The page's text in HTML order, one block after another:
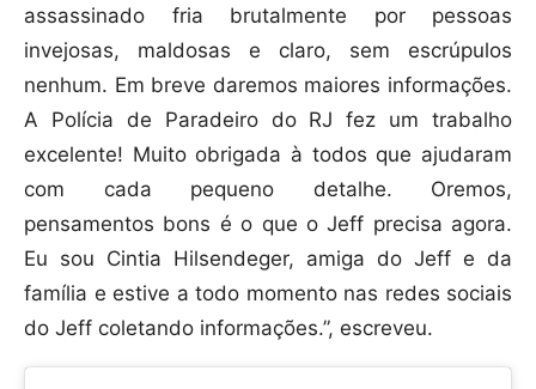
assassinado fria brutalmente por pessoas
invejosas, maldosas e claro, sem escrúpulos
nenhum. Em breve daremos maiores informações.
A Polícia de Paradeiro do RJ fez um trabalho
excelente! Muito obrigada à todos que ajudaram
com cada pequeno detalhe. Oremos,
pensamentos bons é o que o Jeff precisa agora.
Eu sou Cintia Hilsendeger, amiga do Jeff e da
família e estive a todo momento nas redes sociais
do Jeff coletando informações.”, escreveu.